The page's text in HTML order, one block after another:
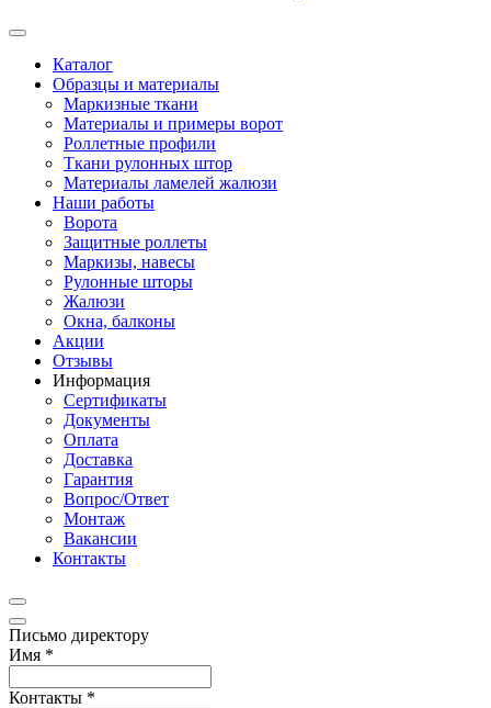
Каталог
Образцы и материалы
Маркизные ткани
Материалы и примеры ворот
Роллетные профили
Ткани рулонных штор
Материалы ламелей жалюзи
Наши работы
Ворота
Защитные роллеты
Маркизы, навесы
Рулонные шторы
Жалюзи
Окна, балконы
Акции
Отзывы
Информация
Сертификаты
Документы
Оплата
Доставка
Гарантия
Вопрос/Ответ
Монтаж
Вакансии
Контакты
Письмо директору
Имя *
Контакты *